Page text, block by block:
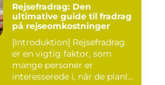
Rejsefradrag: Den
ultimative guide til fradrag
på rejseomkostninger
[Introduktion] Rejsefradrag
er en vigtig faktor, som
mange personer er
interesserede i, når de planl...